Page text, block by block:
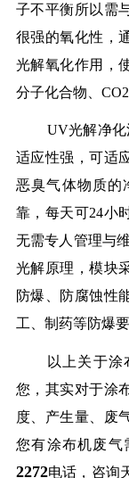
子不平衡所以需
很强的氧化性，
光解氧化作用，
分子化合物、CO2
UV光解净化
适应性强，可适
恶臭气体物质的
靠，每天可24小
无需专人管理与
光解原理，模块
防爆、防腐蚀性
工、制药等防爆
以上关于涂
您，其实对于涂
度、产生量、废
您有涂布机废气
2272电话，咨询